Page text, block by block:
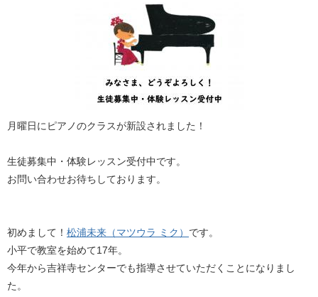
月曜日にピアノのクラスが新設されました！
生徒募集中・体験レッスン受付中です。
お問い合わせお待ちしております。
初めまして！ 松浦未来（マツウラ ミク） です。
小平で教室を始めて17年。
今年から吉祥寺センターでも指導させていただくことになりまし
た。